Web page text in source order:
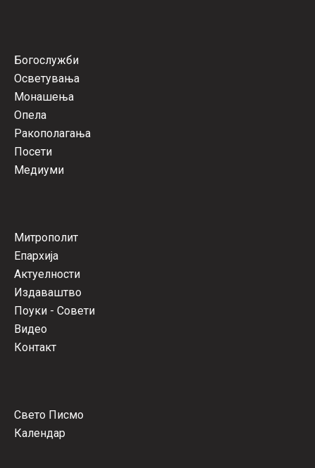
Богослужби
Осветувања
Монашења
Опела
Ракополагања
Посети
Медиуми
Митрополит
Епархија
Актуелности
Издаваштво
Поуки - Совети
Видео
Контакт
Свето Писмо
Календар